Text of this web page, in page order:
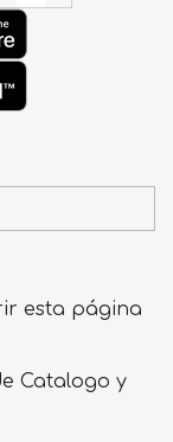
Catalogo y